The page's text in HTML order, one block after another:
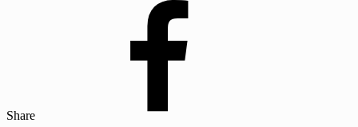
Share